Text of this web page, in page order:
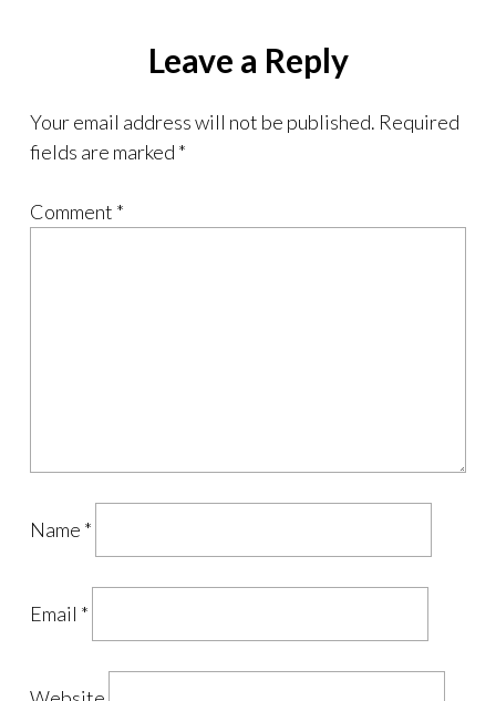
Leave a Reply
Your email address will not be published. Required
fields are marked *
Comment *
Name *
Email *